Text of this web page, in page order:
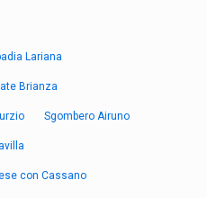
Lariana
Brianza
Sgombero Airuno
con Cassano